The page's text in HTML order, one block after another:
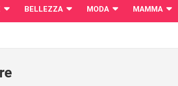
BELLEZZA MODA MAMMA